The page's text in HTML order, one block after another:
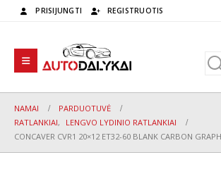
PRISIJUNGTI REGISTRUOTIS
NAMAI
PARDUOTUVĖ
RATLANKIAI,
LENGVO LYDINIO RATLANKIAI
CONCAVER CVR1 20×12 ET32-60 BLANK CARBON